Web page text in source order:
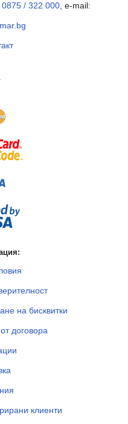
0875 / 322 000, e-mail:
на бисквитки
договора
клиенти